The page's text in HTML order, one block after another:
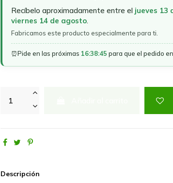
Recíbelo aproximadamente entre el jueves 13
viernes 14 de agosto.
Fabricamos este producto especialmente para ti.
⏰Pide en las próximas 16:38:45 para que el pedido
Descripción